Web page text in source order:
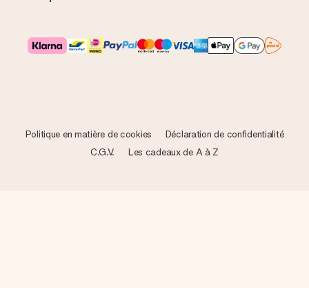
Politique en matière de cookies
Déclaration de confidentialité
C.G.V.
Les cadeaux de A à Z